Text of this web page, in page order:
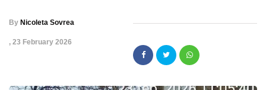
By Nicoleta Sovrea
, 23 February 2026